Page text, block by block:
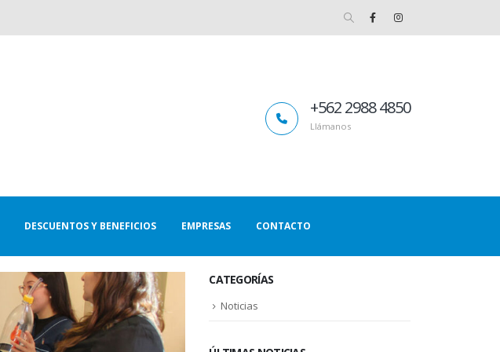
+562 2988 4850
Llámanos
DESCUENTOS Y BENEFICIOS EMPRESAS CONTACTO
CATEGORÍAS
Noticias